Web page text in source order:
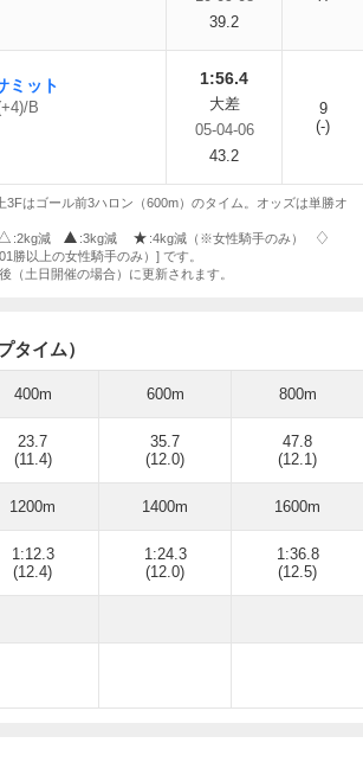
39.2
ミット
B
1:56.4
大差
05-04-06
43.2
9
(-)
はゴール前3ハロン（600m）のタイム。オッズは単勝オ
:2kg減 :3kg減
:4kg減（※女性騎手のみ）
勝以上の女性騎手のみ）] です。
（土日開催の場合）に更新されます。
タイム）
400m 600m 800m
23.7
(11.4)
35.7
(12.0)
47.8
(12.1)
1200m 1400m 1600m
1:12.3
(12.4)
1:24.3
(12.0)
1:36.8
(12.5)